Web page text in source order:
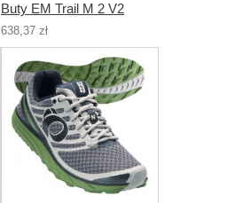
Buty EM Trail M 2 V2
638,37 zł